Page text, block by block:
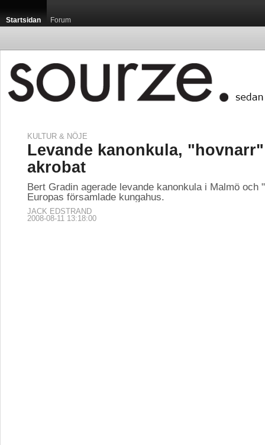
Startsidan Forum
KULTUR & NÖJE
Levande kanonkula,
akrobat
Bert Gradin agerade levande kanonkula i Malmö och
Europas församlade kungahus.
JACK EDSTRAND
2008-08-11 13:18:00